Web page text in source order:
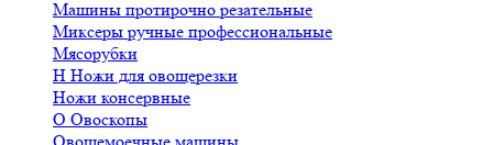
Машины протирочно резательные
Миксеры ручные профессиональные
Мясорубки
Н Ножи для овощерезки
Ножи консервные
О Овоскопы